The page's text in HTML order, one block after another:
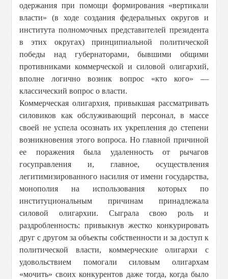
одержания при помощи формирования «вертикали
власти» (в ходе создания федеральных округов и
института полномочных представителей президента
в этих округах) принципиальной политической
победы над губернаторами, бывшими общими
противниками коммерческой и силовой олигархий,
вполне логично возник вопрос «кто кого» —
классический вопрос о власти.
Коммерческая олигархия, привыкшая рассматривать
силовиков как обслуживающий персонал, в массе
своей не успела осознать их укрепления до степени
возникновения этого вопроса. Но главной причиной
ее поражения была удаленность от рычагов
госуправления и, главное, осуществления
легитимизированного насилия от имени государства,
монополия на использования которых по
институциональным причинам принадлежала
силовой олигархии. Сыграла свою роль и
раздробленность: привыкнув жестко конкурировать
друг с другом за объекты собственности и за доступ к
политической власти, коммерческие олигархи с
удовольствием помогали силовым олигархам
«мочить» своих конкурентов даже тогда, когда было